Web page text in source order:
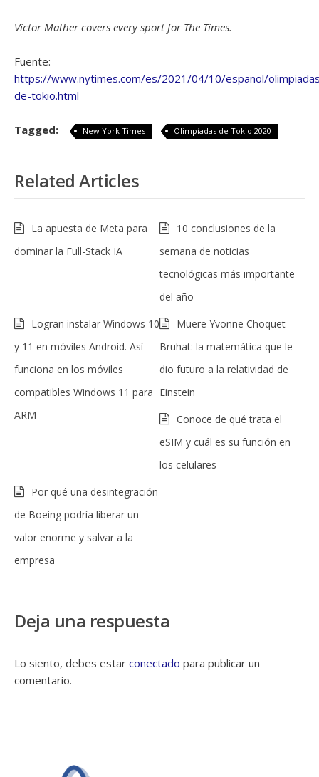
Victor Mather covers every sport for The Times.
Fuente:
https://www.nytimes.com/es/2021/04/10/espanol/
de-tokio.html
Tagged: New York Times Olimpíadas de Tokio 2020
Related Articles
La apuesta de Meta para
dominar la Full-Stack IA
10 conclusiones de la
semana de noticias
tecnológicas más importante
del año
Logran instalar Windows 10
y 11 en móviles Android. Así
funciona en los móviles
compatibles Windows 11 para
ARM
Muere Yvonne Choquet-
Bruhat: la matemática que le
dio futuro a la relatividad de
Einstein
Conoce de qué trata el
eSIM y cuál es su función en
los celulares
Por qué una desintegración
de Boeing podría liberar un
valor enorme y salvar a la
empresa
Deja una respuesta
Lo siento, debes estar conectado para publicar un
comentario.